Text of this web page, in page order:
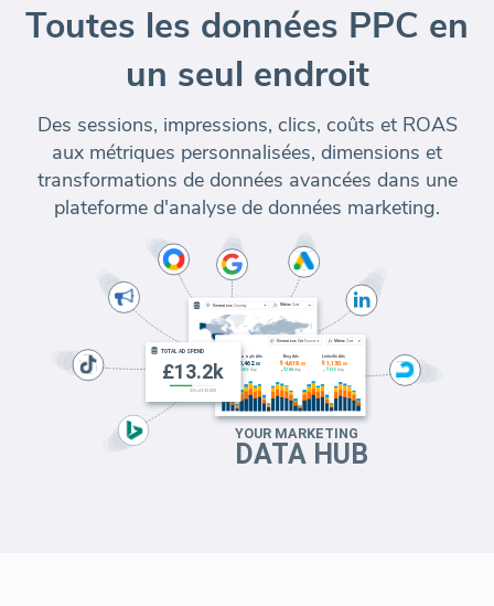
Toutes les données PPC en
un seul endroit
Des sessions, impressions, clics, coûts et ROAS
aux métriques personnalisées, dimensions et
transformations de données avancées dans une
plateforme d'analyse de données marketing.